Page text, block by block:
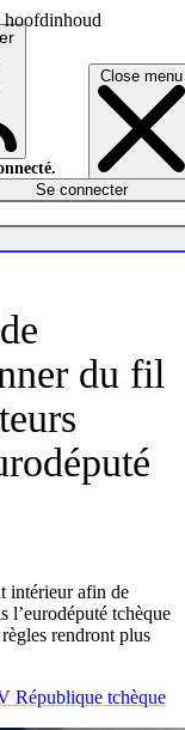
hoofdinhoud
Close menu
Se connecter
du fil
intérieur afin de
l’eurodéputé tchèque
rendront plus
République tchèque